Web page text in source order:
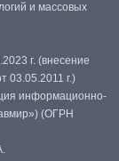
и массовых
г. (внесение
03.05.2011 г.)
информационно-
(ОГРН